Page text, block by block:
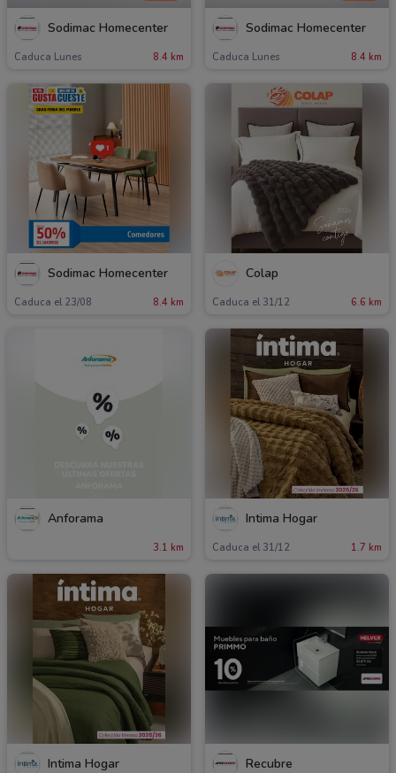
Sodimac Homecenter
Caduca Lunes 8.4 km
Sodimac Homecenter
Caduca Lunes 8.4 km
Sodimac Homecenter
Caduca el 23/08 8.4 km
Colap
Caduca el 31/12 6.6 km
Anforama
3.1 km
Íntima Hogar
Caduca el 31/12 1.7 km
Íntima Hogar Recubre